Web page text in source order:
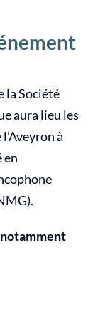
la Société
aura lieu les
à
en